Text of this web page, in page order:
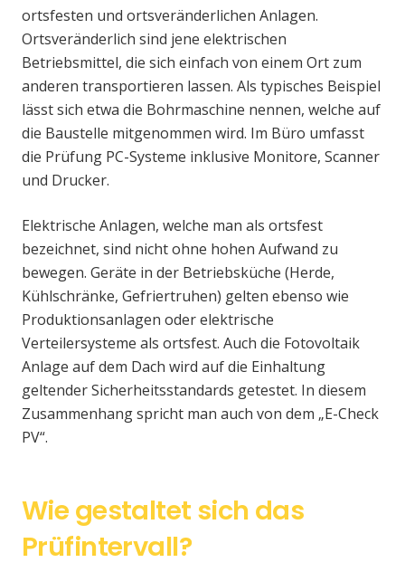
ortsfesten und ortsveränderlichen Anlagen.
Ortsveränderlich sind jene elektrischen
Betriebsmittel, die sich einfach von einem Ort zum
anderen transportieren lassen. Als typisches Beispiel
lässt sich etwa die Bohrmaschine nennen, welche auf
die Baustelle mitgenommen wird. Im Büro umfasst
die Prüfung PC-Systeme inklusive Monitore, Scanner
und Drucker.
Elektrische Anlagen, welche man als ortsfest
bezeichnet, sind nicht ohne hohen Aufwand zu
bewegen. Geräte in der Betriebsküche (Herde,
Kühlschränke, Gefriertruhen) gelten ebenso wie
Produktionsanlagen oder elektrische
Verteilersysteme als ortsfest. Auch die Fotovoltaik
Anlage auf dem Dach wird auf die Einhaltung
geltender Sicherheitsstandards getestet. In diesem
Zusammenhang spricht man auch von dem „E-Check
PV“.
Wie gestaltet sich das
Prüfintervall?